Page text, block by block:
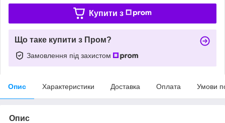
Купити з
Що таке купити з Пром?
Замовлення під захистом
Опис Характеристики Доставка Оплата Умови
Опис